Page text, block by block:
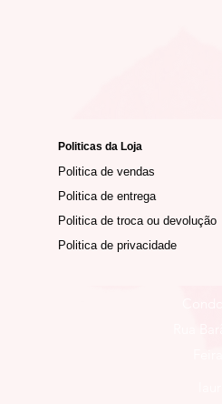
Politicas da Loja
Politica de vendas
Politica de entrega
Politica de troca ou devolução
Politica de privacidade